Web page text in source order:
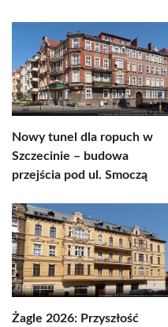
Nowy tunel dla ropuch w
Szczecinie – budowa
przejścia pod ul. Smoczą
Żagle 2026: Przyszłość